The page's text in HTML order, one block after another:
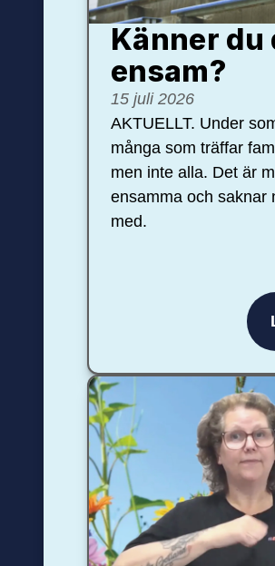
Känner du
ensam?
15 juli 2026
AKTUELLT. Under
många som träffar
men inte alla. Det är
ensamma och saknar
med.